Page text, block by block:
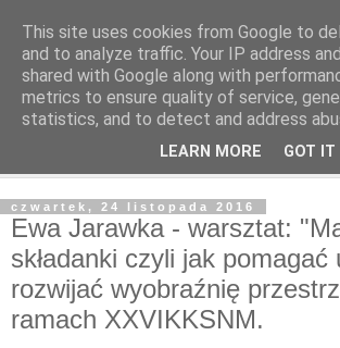
czwartek, 24 listopada 2016
Ewa Jarawka - warsztat:
składanki czyli jak pomagać
rozwijać wyobraźnię
ramach XXVIKKSNM.
This site uses cookies from Google to
and to analyze traffic. Your IP address
shared with Google along with
metrics to ensure quality of service,
statistics, and to detect and address
LEARN MORE GOT IT